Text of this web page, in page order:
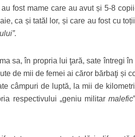
fost mame care au avut și 5-8
ca și tatăl lor, și care au fost cu
sa, în propria lui ţară, sate întregi
de mii de femei ai căror bărbaţi și
câmpuri de luptă, la mii de
respectivului „geniu militarmalefic